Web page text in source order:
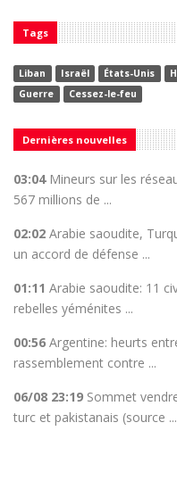
Tags
Liban Israël États-Unis
Guerre
Cessez-le-feu
Dernières nouvelles
03:04 Mineurs sur les
567 millions de ...
02:02 Arabie saoudite,
un accord de défense ...
01:11 Arabie saoudite: 11
rebelles yéménites ...
00:56 Argentine: heurts
rassemblement contre ...
06/08 23:19 Sommet
turc et pakistanais (source ...